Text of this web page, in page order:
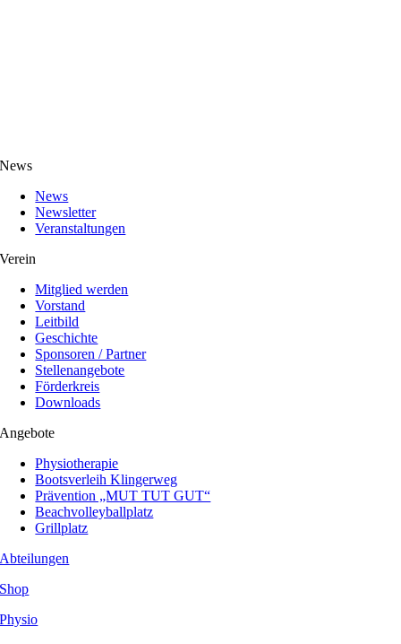
News
News
Newsletter
Veranstaltungen
Verein
Mitglied werden
Vorstand
Leitbild
Geschichte
Sponsoren / Partner
Stellenangebote
Förderkreis
Downloads
Angebote
Physiotherapie
Bootsverleih Klingerweg
Prävention „MUT TUT GUT“
Beachvolleyballplatz
Grillplatz
Abteilungen
Shop
Physio